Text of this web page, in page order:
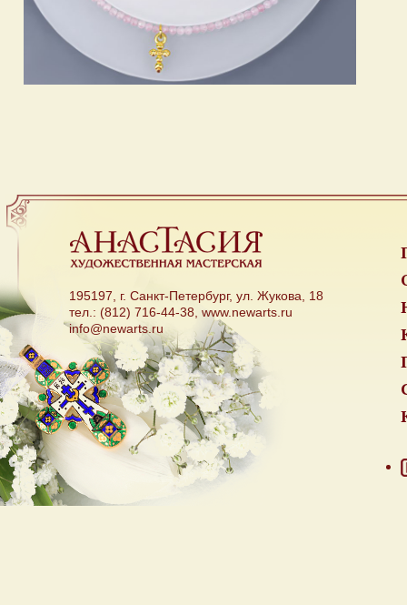
195197, г. Санкт-Петербург, ул. Жукова, 18
тел.: (812) 716-44-38, www.newarts.ru
info@newarts.ru